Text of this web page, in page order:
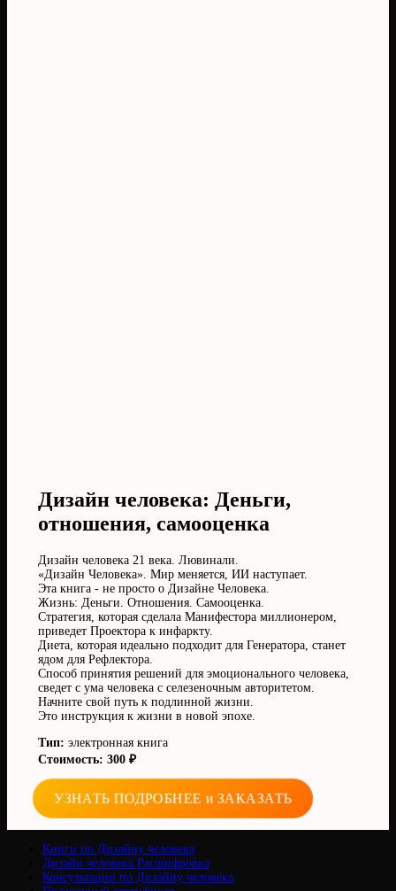
Дизайн человека: Деньги,
отношения, самооценка
Дизайн человека 21 века. Лювинали.
«Дизайн Человека». Мир меняется, ИИ наступает.
Эта книга - не просто о Дизайне Человека.
Жизнь: Деньги. Отношения. Самооценка.
Стратегия, которая сделала Манифестора миллионером,
приведет Проектора к инфаркту.
Диета, которая идеально подходит для Генератора, станет
ядом для Рефлектора.
Способ принятия решений для эмоционального человека,
сведет с ума человека с селезеночным авторитетом.
Начните свой путь к подлинной жизни.
Это инструкция к жизни в новой эпохе.
Тип: электронная книга
Стоимость: 300 ₽
УЗНАТЬ ПОДРОБНЕЕ и ЗАКАЗАТЬ
Книги по Дизайну человека
Дизайн человека Расшифровка
Консультации по Дизайну человека